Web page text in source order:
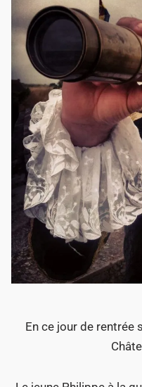
En ce jour de rentrée